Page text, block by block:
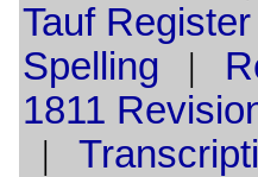
TaufRegister
Spelling |
1811
|